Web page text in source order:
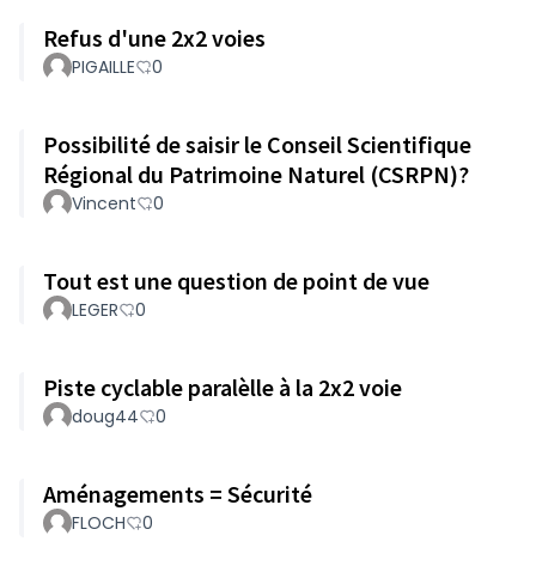
Refus d'une 2x2 voies
PIGAILLE 0
Possibilité de saisir le Conseil Scientifique
Régional du Patrimoine Naturel (CSRPN)?
Vincent 0
Tout est une question de point de vue
LEGER 0
Piste cyclable paralèlle à la 2x2 voie
doug44 0
Aménagements = Sécurité
FLOCH 0